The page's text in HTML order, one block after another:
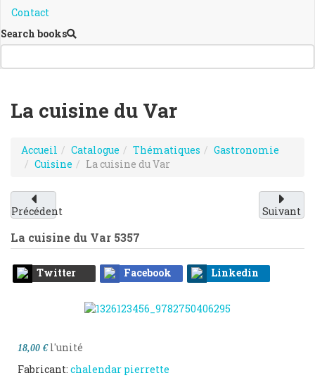
Contact
Search books
La cuisine du Var
Accueil Catalogue Thématiques
Gastronomie
Cuisine
La cuisine du Var
Précédent Suivant
La cuisine du Var 5357
Twitter Facebook Linkedin
18,00 € l'unité
Fabricant: chalendar pierrette